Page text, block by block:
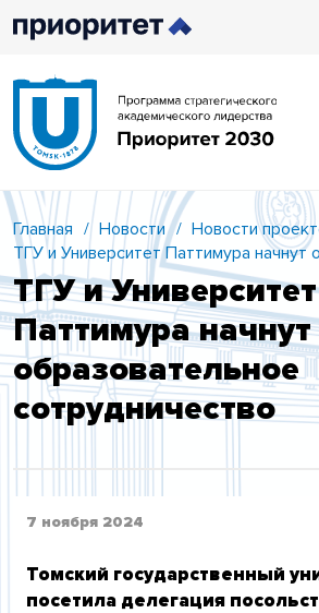
Главная / Новости / Новости
ТГУ и Университет Паттимура начнут
ТГУ и Университет
Паттимура начнут
образовательное
сотрудничество
7 ноября 2024
Томский государственный
посетила делегация